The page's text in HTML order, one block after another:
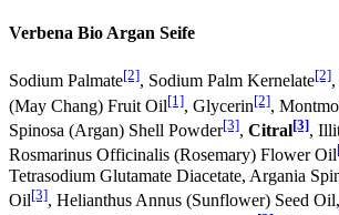
Verbena Bio Argan Seife
Sodium Palmate[2], Sodium Palm Kernelate[2]
(May Chang) Fruit Oil[1], Glycerin[2],
Spinosa (Argan) Shell Powder[3], Citral[3],
Rosmarinus Officinalis (Rosemary) Flower Oil
Tetrasodium Glutamate Diacetate, Argania
Oil[3], Helianthus Annus (Sunflower) Seed